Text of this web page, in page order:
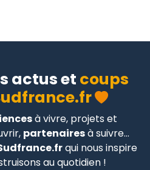
actus et coups
à vivre, projets et
partenairesà suivre...
qui nous inspire
au quotidien !